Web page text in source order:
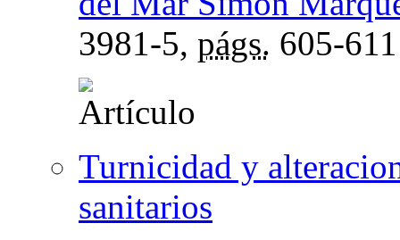
3981-5, págs. 605-611
Turnicidad y
sanitarios